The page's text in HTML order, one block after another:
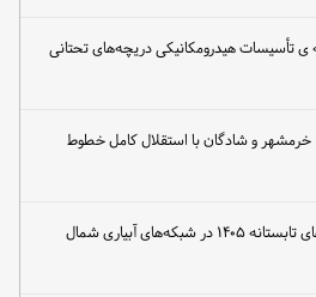
تأسیسات هیدرومکانیکی دریچه‌های تحتانی
خرمشهر و شادگان با استقلال کامل خطوط
آغاز عقد قرارداد آب زراعی کشت‌های تابستانه ۱۴۰۵ در شبکه‌های آبیاری شمال